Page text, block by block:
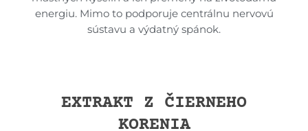
energiu. Mimo to podporuje centrálnu nervovú
sústavu a výdatný spánok.
EXTRAKT Z ČIERNEHO
KORENIA